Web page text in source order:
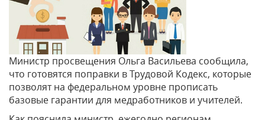
Министр просвещения Ольга Васильева сообщила,
что готовятся поправки в Трудовой Кодекс, которые
позволят на федеральном уровне прописать
базовые гарантии для медработников и учителей.